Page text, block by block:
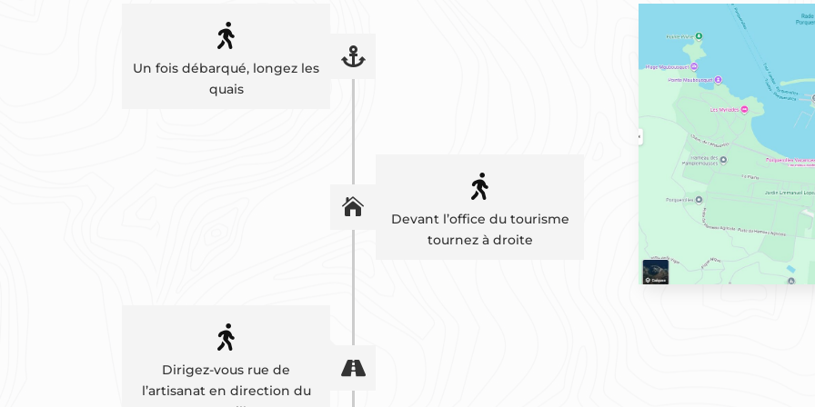


Un fois débarqué, longez les
quais


Devant l’office du tourisme
tournez à droite


Dirigez-vous rue de
l’artisanat en direction du